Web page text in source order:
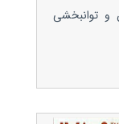
توانبخشی